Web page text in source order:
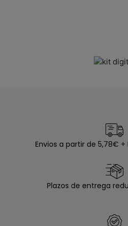
Envios a partir de 5,78€ +
Plazos de entrega